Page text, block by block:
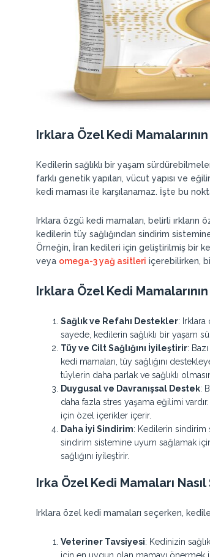
Irklara Özel Kedi
Kedilerin sağlıklı bir yaşam
farklı genetik yapıları, vücut yapısı ve
kedi maması ile karşılanamaz. İşte bu
Irklara özgü kedi mamaları, belirli
kedilerin tüy sağlığından sindirim
Örneğin, İran kedileri için geliştirilmiş bir
veya omega-3 yağ asitleri içerebilirken,
Irklara Özel Kedi
Sağlık ve Refahı Destekler: Irklara
sayede, kedilerin sağlıklı bir yaşam
Tüy ve Cilt Sağlığını İyileştirir:
kedi mamaları, tüy sağlığını
tüylerin daha parlak ve sağlıklı
Duygusal ve Davranışsal Destek:
daha fazla stres yaşama eğilimi
için özel içerikler içerir.
Daha İyi Sindirim: Kedilerin sindirim
sindirim sistemine uyum sağlamak
sağlığını iyileştirir.
Irka Özel Kedi Mamaları
Irklara özel kedi mamaları seçerken,
Veteriner Tavsiyesi: Kedinizin